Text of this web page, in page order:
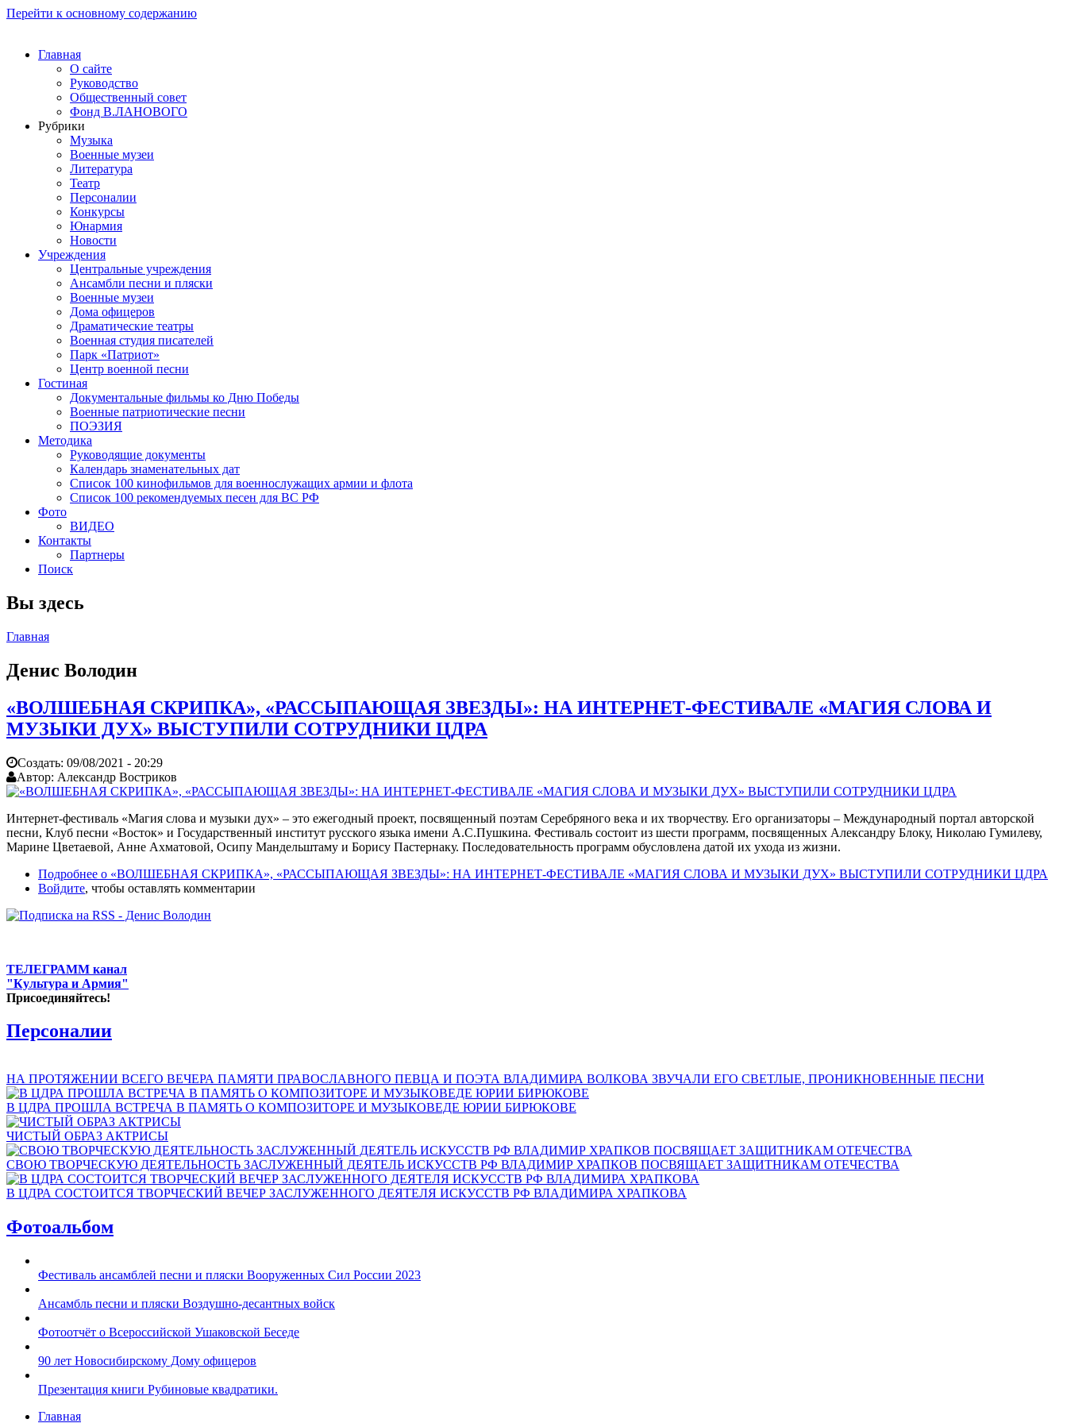
Перейти к основному содержанию
Главная
О сайте
Руководство
Общественный совет
Фонд В.ЛАНОВОГО
Рубрики
Музыка
Военные музеи
Литература
Театр
Персоналии
Конкурсы
Юнармия
Новости
Учреждения
Центральные учреждения
Ансамбли песни и пляски
Военные музеи
Дома офицеров
Драматические театры
Военная студия писателей
Парк «Патриот»
Центр военной песни
Гостиная
Документальные фильмы ко Дню Победы
Военные патриотические песни
ПОЭЗИЯ
Методика
Руководящие документы
Календарь знаменательных дат
Список 100 кинофильмов для военнослужащих армии и флота
Список 100 рекомендуемых песен для ВС РФ
Фото
ВИДЕО
Контакты
Партнеры
Поиск
Вы здесь
Главная
Денис Володин
«ВОЛШЕБНАЯ СКРИПКА», «РАССЫПАЮЩАЯ ЗВЕЗДЫ»: НА ИНТЕРНЕТ-ФЕСТИВАЛЕ «МАГИЯ СЛОВА И
МУЗЫКИ ДУХ» ВЫСТУПИЛИ СОТРУДНИКИ ЦДРА
Создать: 09/08/2021 - 20:29
Автор: Александр Востриков
Интернет-фестиваль «Магия слова и музыки дух» – это ежегодный проект, посвященный поэтам Серебряного века и их творчеству. Его организаторы – Международный портал авторской
песни, Клуб песни «Восток» и Государственный институт русского языка имени А.С.Пушкина. Фестиваль состоит из шести программ, посвященных Александру Блоку, Николаю Гумилеву,
Марине Цветаевой, Анне Ахматовой, Осипу Мандельштаму и Борису Пастернаку. Последовательность программ обусловлена датой их ухода из жизни.
Подробнее о «ВОЛШЕБНАЯ СКРИПКА», «РАССЫПАЮЩАЯ ЗВЕЗДЫ»: НА ИНТЕРНЕТ-ФЕСТИВАЛЕ «МАГИЯ СЛОВА И МУЗЫКИ ДУХ» ВЫСТУПИЛИ СОТРУДНИКИ ЦДРА
Войдите, чтобы оставлять комментарии
ТЕЛЕГРАММ канал
"Культура и Армия"
Присоединяйтесь!
Персоналии
НА ПРОТЯЖЕНИИ ВСЕГО ВЕЧЕРА ПАМЯТИ ПРАВОСЛАВНОГО ПЕВЦА И ПОЭТА ВЛАДИМИРА ВОЛКОВА ЗВУЧАЛИ ЕГО СВЕТЛЫЕ, ПРОНИКНОВЕННЫЕ ПЕСНИ
В ЦДРА ПРОШЛА ВСТРЕЧА В ПАМЯТЬ О КОМПОЗИТОРЕ И МУЗЫКОВЕДЕ ЮРИИ БИРЮКОВЕ
ЧИСТЫЙ ОБРАЗ АКТРИСЫ
СВОЮ ТВОРЧЕСКУЮ ДЕЯТЕЛЬНОСТЬ ЗАСЛУЖЕННЫЙ ДЕЯТЕЛЬ ИСКУССТВ РФ ВЛАДИМИР ХРАПКОВ ПОСВЯЩАЕТ ЗАЩИТНИКАМ ОТЕЧЕСТВА
В ЦДРА СОСТОИТСЯ ТВОРЧЕСКИЙ ВЕЧЕР ЗАСЛУЖЕННОГО ДЕЯТЕЛЯ ИСКУССТВ РФ ВЛАДИМИРА ХРАПКОВА
Фотоальбом
Фестиваль ансамблей песни и пляски Вооруженных Сил России 2023
Ансамбль песни и пляски Воздушно-десантных войск
Фотоотчёт о Всероссийской Ушаковской Беседе
90 лет Новосибирскому Дому офицеров
Презентация книги Рубиновые квадратики.
Главная